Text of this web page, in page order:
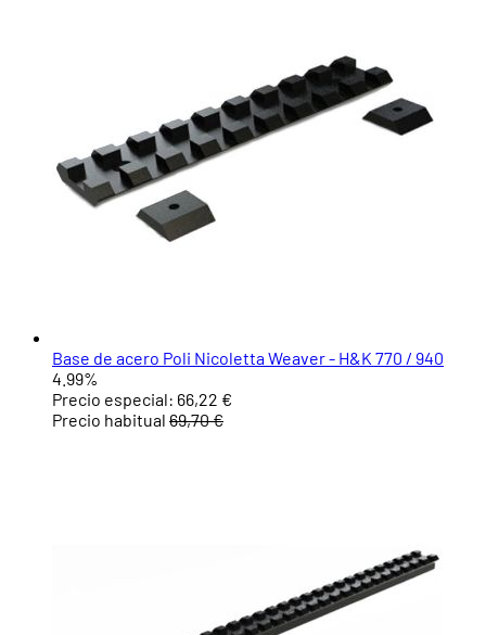
Base de acero Poli Nicoletta Weaver - H&K 770 / 940
4.99%
Precio especial: 66,22 €
Precio habitual 69,70 €